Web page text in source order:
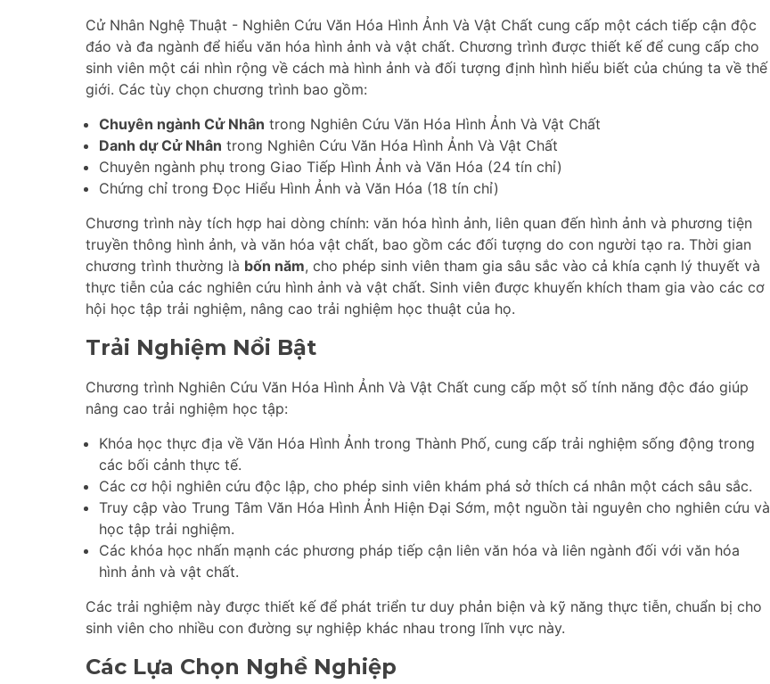
Cử Nhân Nghệ Thuật - Nghiên Cứu Văn Hóa Hình Ảnh Và Vật Chất cung cấp một cách tiếp cận độc
đáo và đa ngành để hiểu văn hóa hình ảnh và vật chất. Chương trình được thiết kế để cung cấp cho
sinh viên một cái nhìn rộng về cách mà hình ảnh và đối tượng định hình hiểu biết của chúng ta về thế
giới. Các tùy chọn chương trình bao gồm:
Chuyên ngành Cử Nhân trong Nghiên Cứu Văn Hóa Hình Ảnh Và Vật Chất
Danh dự Cử Nhân trong Nghiên Cứu Văn Hóa Hình Ảnh Và Vật Chất
Chuyên ngành phụ trong Giao Tiếp Hình Ảnh và Văn Hóa (24 tín chỉ)
Chứng chỉ trong Đọc Hiểu Hình Ảnh và Văn Hóa (18 tín chỉ)
Chương trình này tích hợp hai dòng chính: văn hóa hình ảnh, liên quan đến hình ảnh và phương tiện
truyền thông hình ảnh, và văn hóa vật chất, bao gồm các đối tượng do con người tạo ra. Thời gian
chương trình thường là bốn năm, cho phép sinh viên tham gia sâu sắc vào cả khía cạnh lý thuyết và
thực tiễn của các nghiên cứu hình ảnh và vật chất. Sinh viên được khuyến khích tham gia vào các cơ
hội học tập trải nghiệm, nâng cao trải nghiệm học thuật của họ.
Trải Nghiệm Nổi Bật
Chương trình Nghiên Cứu Văn Hóa Hình Ảnh Và Vật Chất cung cấp một số tính năng độc đáo giúp
nâng cao trải nghiệm học tập:
Khóa học thực địa về Văn Hóa Hình Ảnh trong Thành Phố, cung cấp trải nghiệm sống động trong
các bối cảnh thực tế.
Các cơ hội nghiên cứu độc lập, cho phép sinh viên khám phá sở thích cá nhân một cách sâu sắc.
Truy cập vào Trung Tâm Văn Hóa Hình Ảnh Hiện Đại Sớm, một nguồn tài nguyên cho nghiên cứu và
học tập trải nghiệm.
Các khóa học nhấn mạnh các phương pháp tiếp cận liên văn hóa và liên ngành đối với văn hóa
hình ảnh và vật chất.
Các trải nghiệm này được thiết kế để phát triển tư duy phản biện và kỹ năng thực tiễn, chuẩn bị cho
sinh viên cho nhiều con đường sự nghiệp khác nhau trong lĩnh vực này.
Các Lựa Chọn Nghề Nghiệp